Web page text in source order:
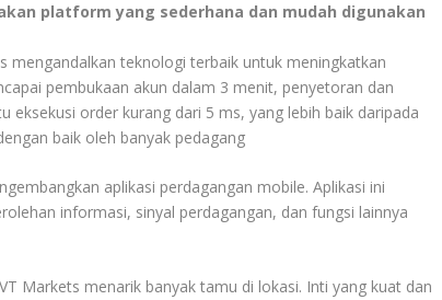
platform yang sederhana dan mudah digunakan
mengandalkan teknologi terbaik untuk meningkatkan
pembukaan akun dalam 3 menit, penyetoran dan
order kurang dari 5 ms, yang lebih baik daripada
baik oleh banyak pedagang
aplikasi perdagangan mobile. Aplikasi ini
informasi, sinyal perdagangan, dan fungsi lainnya
Markets menarik banyak tamu di lokasi. Inti yang kuat dan